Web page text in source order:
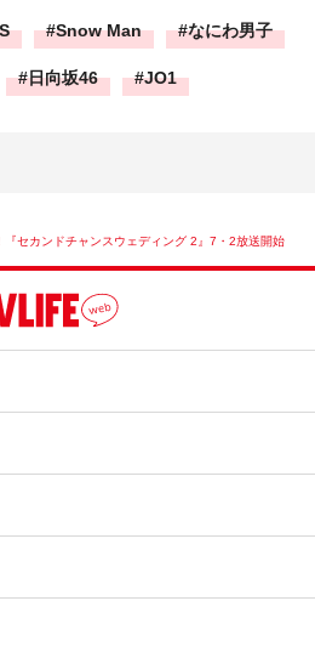
Snow Man なにわ男子
日向坂46 JO1
セカンドチャンスウェディング 2』7・2放送開始